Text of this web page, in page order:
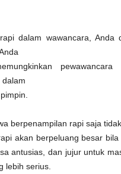
dalam wawancara, Anda
dalam
berpenampilan rapi saja
akan berpeluang besar
antusias, dan jujur untuk
lebih serius.